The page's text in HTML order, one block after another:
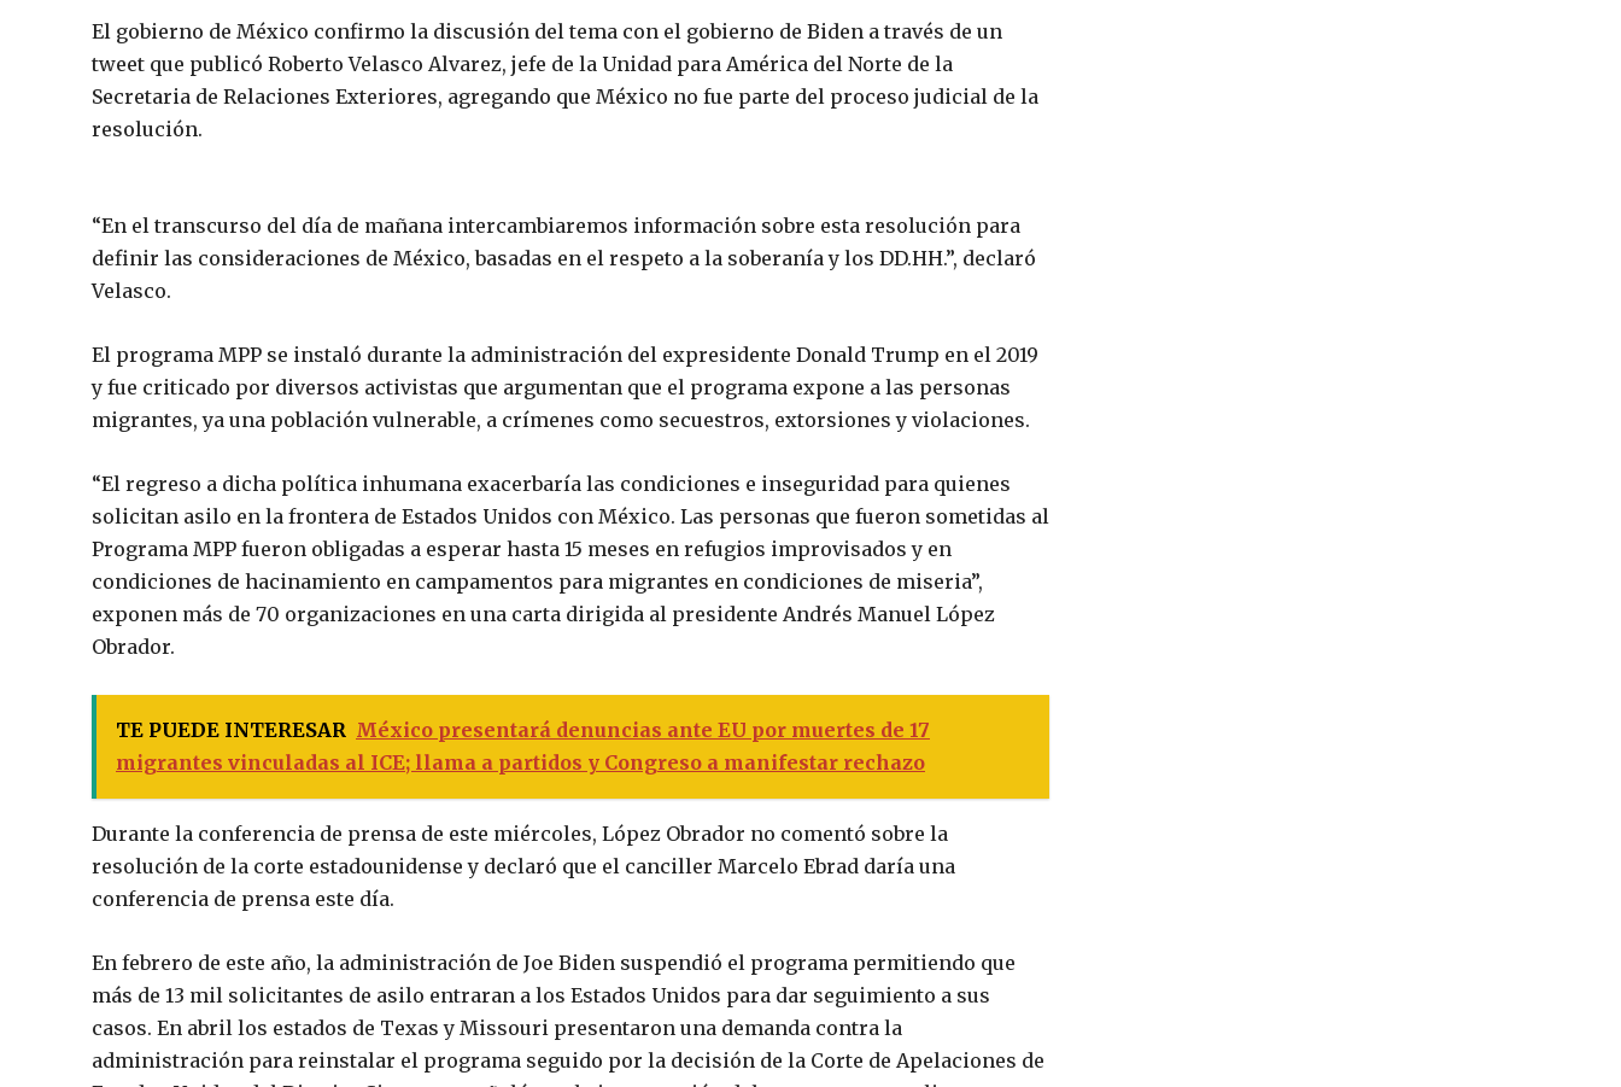
El gobierno de México confirmo la discusión del tema con el gobierno de Biden a través de un
tweet que publicó Roberto Velasco Alvarez, jefe de la Unidad para América del Norte de la
Secretaria de Relaciones Exteriores, agregando que México no fue parte del proceso judicial de la
resolución.
“En el transcurso del día de mañana intercambiaremos información sobre esta resolución para
definir las consideraciones de México, basadas en el respeto a la soberanía y los DD.HH.”, declaró
Velasco.
El programa MPP se instaló durante la administración del expresidente Donald Trump en el 2019
y fue criticado por diversos activistas que argumentan que el programa expone a las personas
migrantes, ya una población vulnerable, a crímenes como secuestros, extorsiones y violaciones.
“El regreso a dicha política inhumana exacerbaría las condiciones e inseguridad para quienes
solicitan asilo en la frontera de Estados Unidos con México. Las personas que fueron sometidas al
Programa MPP fueron obligadas a esperar hasta 15 meses en refugios improvisados y en
condiciones de hacinamiento en campamentos para migrantes en condiciones de miseria”,
exponen más de 70 organizaciones en una carta dirigida al presidente Andrés Manuel López
Obrador.
TE PUEDE INTERESAR México presentará denuncias ante EU por muertes de 17
migrantes vinculadas al ICE; llama a partidos y Congreso a manifestar rechazo
Durante la conferencia de prensa de este miércoles, López Obrador no comentó sobre la
resolución de la corte estadounidense y declaró que el canciller Marcelo Ebrad daría una
conferencia de prensa este día.
En febrero de este año, la administración de Joe Biden suspendió el programa permitiendo que
más de 13 mil solicitantes de asilo entraran a los Estados Unidos para dar seguimiento a sus
casos. En abril los estados de Texas y Missouri presentaron una demanda contra la
administración para reinstalar el programa seguido por la decisión de la Corte de Apelaciones de